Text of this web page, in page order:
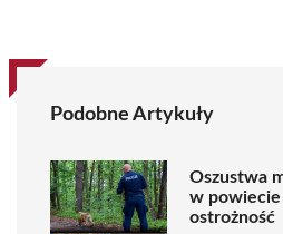
Podobne Artykuły
Oszustwa
w powiecie
ostrożność